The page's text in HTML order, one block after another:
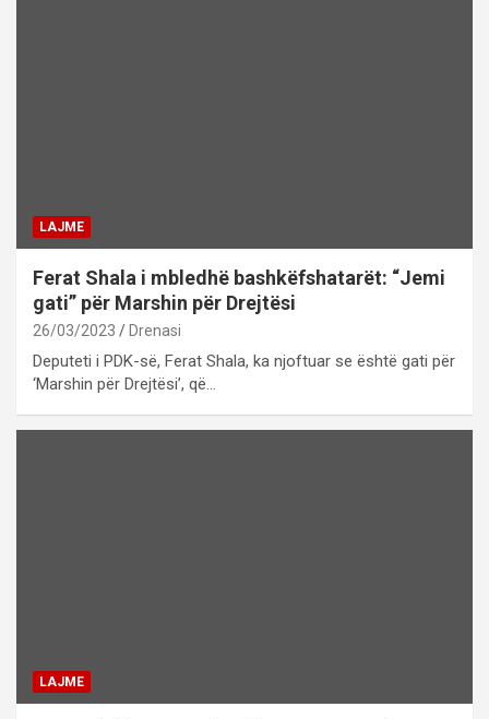
LAJME
Ferat Shala i mbledhë bashkëfshatarët: “Jemi
gati” për Marshin për Drejtësi
26/03/2023 Drenasi
Deputeti i PDK-së, Ferat Shala, ka njoftuar se është gati për
‘Marshin për Drejtësi’, që…
LAJME